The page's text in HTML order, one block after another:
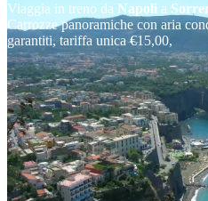
Viaggia in treno da Napoli a
Carrozze panoramiche con aria
garantiti, tariffa unica €15,00,